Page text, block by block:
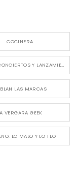
COCINERA
EVENTOS, CONCIERTOS Y LANZAMIENTOS
LAS MARCAS
VERGARA GEEK
LO MALO Y LO FEO